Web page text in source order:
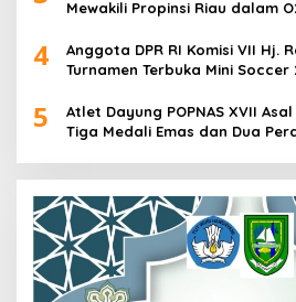
Mewakili Propinsi Riau dalam
4
Anggota DPR RI Komisi VII Hj.
Turnamen Terbuka Mini Soccer
5
Atlet Dayung POPNAS XVII
Tiga Medali Emas dan Dua